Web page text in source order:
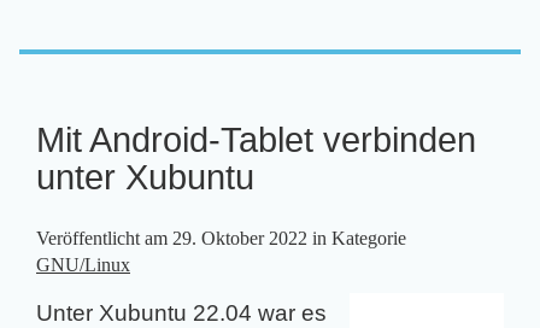
Mit Android-Tablet verbinden
unter Xubuntu
Veröffentlicht am 29. Oktober 2022 in Kategorie
GNU/Linux
Unter Xubuntu 22.04 war es